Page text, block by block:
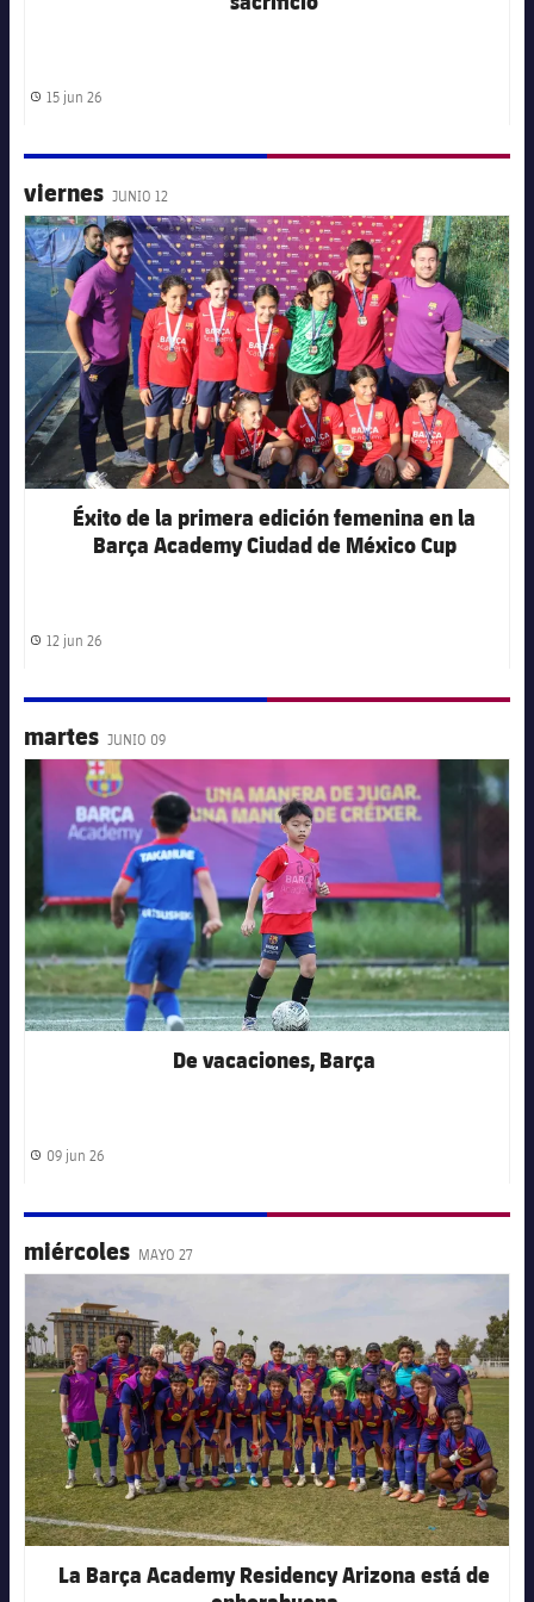
Fecha de publicación
15 jun 26
viernes JUNIO 12
FC Barcelona club badge
Éxito de la primera edición femenina en la
Barça Academy Ciudad de México Cup
Fecha de publicación
12 jun 26
martes JUNIO 09
De vacaciones, Barça
Fecha de publicación
09 jun 26
miércoles MAYO 27
La Barça Academy Residency Arizona está de